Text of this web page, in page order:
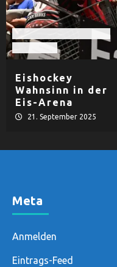
Eishockey
Wahnsinn in der
Eis-Arena
21. September 2025
Meta
Anmelden
Eintrags-Feed